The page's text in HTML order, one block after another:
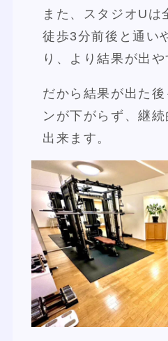
また、スタジオUは
徒歩3分前後と通い
り、より結果が出や
だから結果が出た
ンが下がらず、継
出来ます。